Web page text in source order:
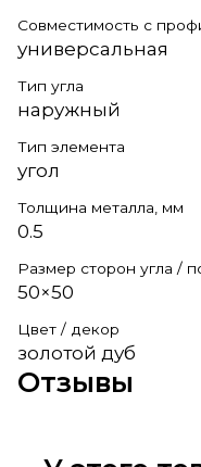
Совместимость с
универсальная
Тип угла
наружный
Тип элемента
угол
Толщина металла, мм
0.5
Размер сторон угла /
50×50
Цвет / декор
золотой дуб
Отзывы